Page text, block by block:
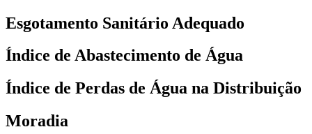
Esgotamento Sanitário Adequado
Índice de Abastecimento de Água
Índice de Perdas de Água na Distribuição
Moradia